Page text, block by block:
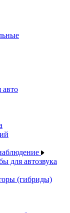
для автозвука
(гибриды)